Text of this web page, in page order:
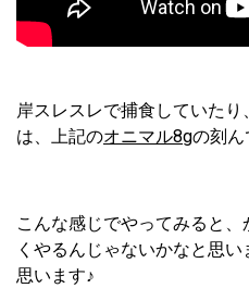
岸スレスレで捕食していた
は、上記のオニマル8gの刻ん
こんな感じでやってみると
くやるんじゃないかなと思
思います♪